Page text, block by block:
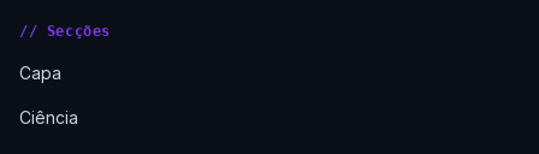
// Secções
Capa
Ciência